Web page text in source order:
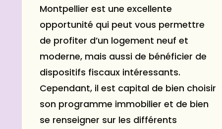
Montpellier est une excellente
opportunité qui peut vous permettre
de profiter d’un logement neuf et
moderne, mais aussi de bénéficier de
dispositifs fiscaux intéressants.
Cependant, il est capital de bien choisir
son programme immobilier et de bien
se renseigner sur les différents